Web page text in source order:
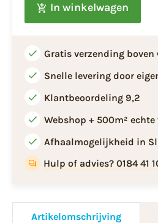
In winkelwagen
Gratis verzending boven
Snelle levering door
Klantbeoordeling 9,2
Webshop + 500m²
Afhaalmogelijkheid in
Hulp of advies? 0184 41
Artikelomschrijving